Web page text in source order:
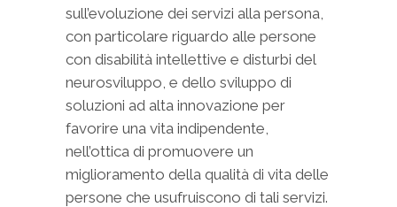
sull’evoluzione dei servizi alla persona,
con particolare riguardo alle persone
con disabilità intellettive e disturbi del
neurosviluppo, e dello sviluppo di
soluzioni ad alta innovazione per
favorire una vita indipendente,
nell’ottica di promuovere un
miglioramento della qualità di vita delle
persone che usufruiscono di tali servizi.